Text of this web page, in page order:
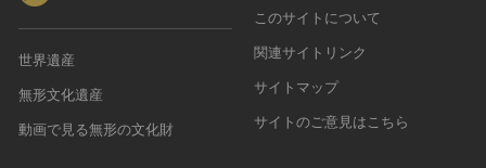
世界遺産
無形文化遺産
動画で見る無形の文化財
このサイトについて
関連サイトリンク
サイトマップ
サイトのご意見はこちら